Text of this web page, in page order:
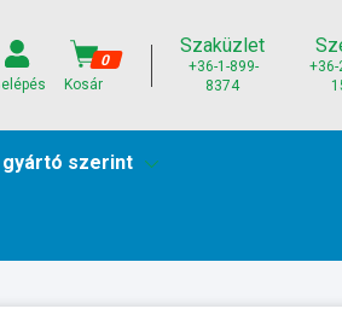
0
Kosár
Szaküzlet
+36-1-899-
8374
+36-
szerint